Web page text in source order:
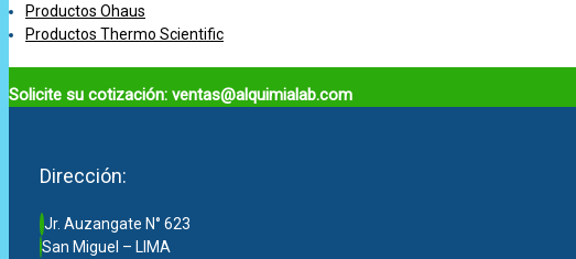
Productos Ohaus
Productos Thermo Scientific
Solicite su cotización: ventas@alquimialab.com
Dirección:
Jr. Auzangate N° 623
San Miguel – LIMA